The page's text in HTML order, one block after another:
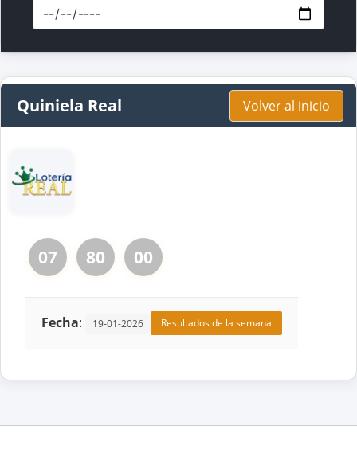
Quiniela Real Volver al inicio
07 80 00
Fecha: 19-01-2026 Resultados de la semana